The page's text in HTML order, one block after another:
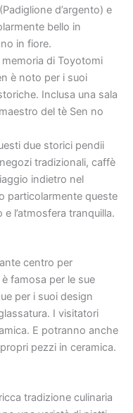
d’argento) e
bello in
in fiore.
di Toyotomi
è noto per i suoi
Inclusa una sala
del tè Sen no
due storici pendii
tradizionali, caffè
indietro nel
particolarmente queste
l’atmosfera tranquilla.
centro per
famosa per le sue
per i suoi design
I visitatori
E potranno anche
pezzi in ceramica.
tradizione culinaria